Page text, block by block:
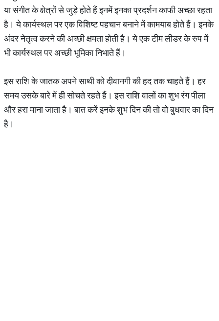
या संगीत के क्षेत्रों से जुड़े होते हैं इनमें इनका प्रदर्शन काफी अच्छा रहता
है। ये कार्यस्थल पर एक विशिष्ट पहचान बनाने में कामयाब होते हैं। इनके
अंदर नेतृत्व करने की अच्छी क्षमता होती है। ये एक टीम लीडर के रुप में
भी कार्यस्थल पर अच्छी भूमिका निभाते हैं।
इस राशि के जातक अपने साथी को दीवानगी की हद तक चाहते हैं। हर
समय उसके बारे में ही सोचते रहते हैं। इस राशि वालों का शुभ रंग पीला
और हरा माना जाता है। बात करें इनके शुभ दिन की तो वो बुधवार का दिन
है।